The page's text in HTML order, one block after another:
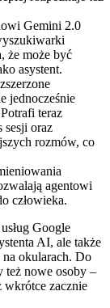
Gemini 2.0
że może być
asystent.
jednocześnie
teraz
sesji oraz
rozmów, co
agentowi
człowieka.
Google
AI, ale także
okularach. Do
też nowe osoby –
zacznie